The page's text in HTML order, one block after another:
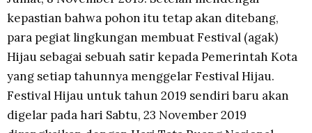
kepastian bahwa pohon itu tetap akan ditebang,
para pegiat lingkungan membuat Festival (agak)
Hijau sebagai sebuah satir kepada Pemerintah Kota
yang setiap tahunnya menggelar Festival Hijau.
Festival Hijau untuk tahun 2019 sendiri baru akan
digelar pada hari Sabtu, 23 November 2019